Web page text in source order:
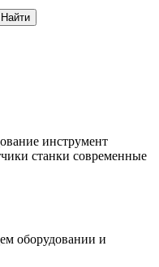
Найти
инструмент
станки современные
оборудовании и